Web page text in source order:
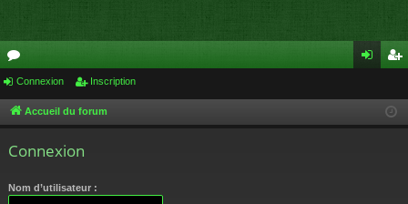
or
u cri
Connexion Inscription
Accueil du forum
Connexion
Nom d’utilisateur :